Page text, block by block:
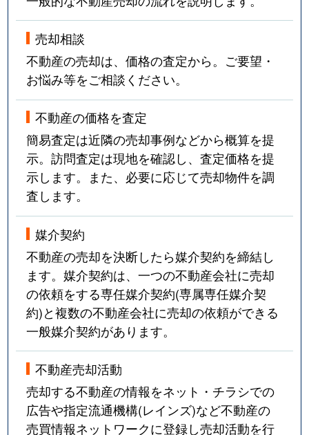
水尾 2,900万円 茨木市
徒歩
水尾
水尾
4,300万円
水尾
2,400万円
水尾
5,200万円 茨木市
徒歩
水尾
5,800万円 南茨木
徒歩
水尾
1,400万円 南茨木
徒歩
水尾
250万円 南茨木
南安威
3,900万円 茨木
徒歩
南春日丘
4,600万円 茨木
徒歩
南春日丘
5,200万円 茨木
徒歩
南春日丘
4,600万円
南春日丘
4,900万円 茨木
売却相談
不動産の売却は、価格の査定から。ご要望・
お悩み等をご相談ください。
不動産の価格を査定
簡易査定は近隣の売却事例などから概算を提
示。訪問査定は現地を確認し、査定価格を提
示します。また、必要に応じて売却物件を調
査します。
媒介契約
不動産の売却を決断したら媒介契約を締結し
ます。媒介契約は、一つの不動産会社に売却
の依頼をする専任媒介契約(専属専任媒介契
約)と複数の不動産会社に売却の依頼ができる
一般媒介契約があります。
不動産売却活動
売却する不動産の情報をネット・チラシでの
広告や指定流通機構(レインズ)など不動産の
売買情報ネットワークに登録し売却活動を行